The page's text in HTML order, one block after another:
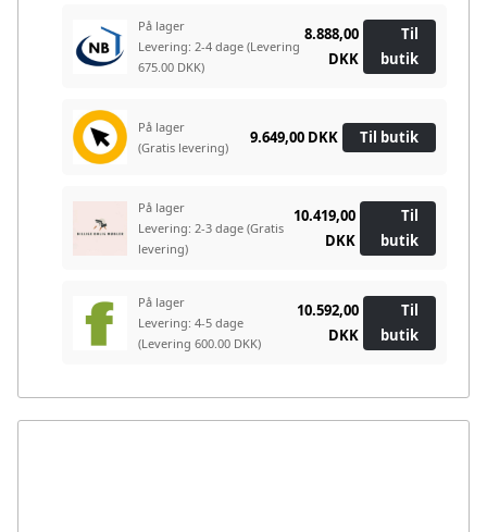
På lager
Levering: 2-4 dage (Levering
675.00 DKK)
8.888,00
DKK
Til
butik
På lager
(Gratis levering)
9.649,00 DKK Til butik
På lager
Levering: 2-3 dage (Gratis
levering)
10.419,00
DKK
Til
butik
På lager
Levering: 4-5 dage
(Levering 600.00 DKK)
10.592,00
DKK
Til
butik